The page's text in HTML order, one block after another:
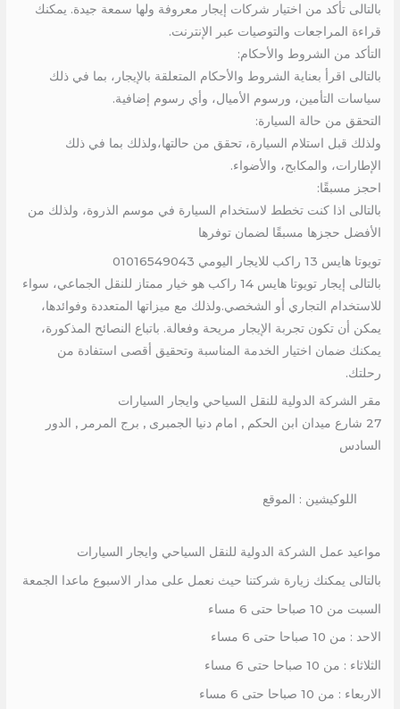
بالتالى تأكد من اختيار شركات إيجار معروفة ولها سمعة جيدة. يمكنك
قراءة المراجعات والتوصيات عبر الإنترنت.
التأكد من الشروط والأحكام:
بالتالى اقرأ بعناية الشروط والأحكام المتعلقة بالإيجار، بما في ذلك
سياسات التأمين، ورسوم الأميال، وأي رسوم إضافية.
التحقق من حالة السيارة:
ولذلك قبل استلام السيارة، تحقق من حالتها،ولذلك بما في ذلك
الإطارات، والمكابح، والأضواء.
احجز مسبقًا:
بالتالى اذا كنت تخطط لاستخدام السيارة في موسم الذروة، ولذلك من
الأفضل حجزها مسبقًا لضمان توفرها
تويوتا هايس 13 راكب للايجار اليومي 01016549043
بالتالى إيجار تويوتا هايس 14 راكب هو خيار ممتاز للنقل الجماعي، سواء
للاستخدام التجاري أو الشخصي.ولذلك مع ميزاتها المتعددة وفوائدها،
يمكن أن تكون تجربة الإيجار مريحة وفعالة. باتباع النصائح المذكورة،
يمكنك ضمان اختيار الخدمة المناسبة وتحقيق أقصى استفادة من
رحلتك.
مقر الشركة الدولية للنقل السياحي وايجار السيارات
27 شارع ميدان ابن الحكم , امام دنيا الجمبرى , برج المرمر , الدور
السادس
اللوكيشين : الموقع
مواعيد عمل الشركة الدولية للنقل السياحي وايجار السيارات
بالتالى يمكنك زيارة شركتنا حيث نعمل على مدار الاسبوع ماعدا الجمعة
السبت من 10 صباحا حتى 6 مساء
الاحد : من 10 صباحا حتى 6 مساء
الثلاثاء : من 10 صباحا حتى 6 مساء
الاربعاء : من 10 صباحا حتى 6 مساء